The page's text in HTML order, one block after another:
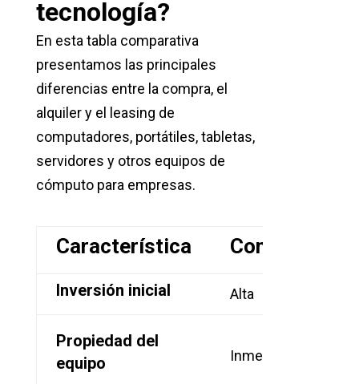
tecnología?
En esta tabla comparativa
presentamos las principales
diferencias entre la compra, el
alquiler y el leasing de
computadores, portátiles, tabletas,
servidores y otros equipos de
cómputo para empresas.
Característica Compra
Inversión inicial Alta
Propiedad del
equipo
Inmediata